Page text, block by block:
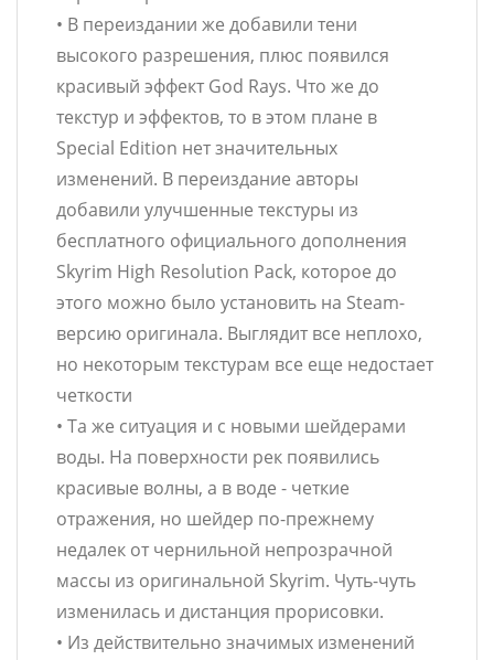
• В переиздании же добавили тени
высокого разрешения, плюс появился
красивый эффект God Rays. Что же до
текстур и эффектов, то в этом плане в
Special Edition нет значительных
изменений. В переиздание авторы
добавили улучшенные текстуры из
бесплатного официального дополнения
Skyrim High Resolution Pack, которое до
этого можно было установить на Steam-
версию оригинала. Выглядит все неплохо,
но некоторым текстурам все еще недостает
четкости
• Та же ситуация и с новыми шейдерами
воды. На поверхности рек появились
красивые волны, а в воде - четкие
отражения, но шейдер по-прежнему
недалек от чернильной непрозрачной
массы из оригинальной Skyrim. Чуть-чуть
изменилась и дистанция прорисовки.
• Из действительно значимых изменений